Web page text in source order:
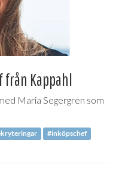
Kappahl
Maria Segergren som
#inköpschef